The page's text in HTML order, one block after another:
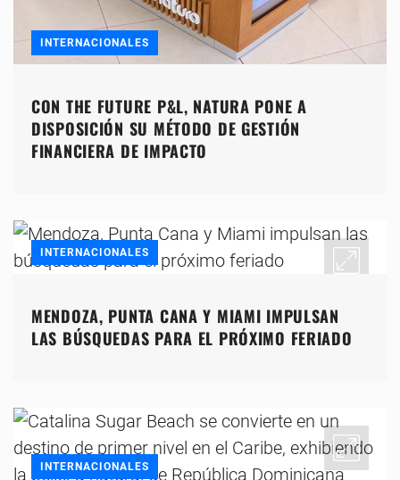
INTERNACIONALES
CON THE FUTURE P&L, NATURA PONE A
DISPOSICIÓN SU MÉTODO DE GESTIÓN
FINANCIERA DE IMPACTO
INTERNACIONALES
MENDOZA, PUNTA CANA Y MIAMI IMPULSAN
LAS BÚSQUEDAS PARA EL PRÓXIMO FERIADO
INTERNACIONALES